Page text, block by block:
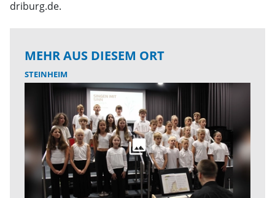
driburg.de.
MEHR AUS DIESEM ORT
STEINHEIM